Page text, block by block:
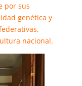
por sus
genética y
nacional.